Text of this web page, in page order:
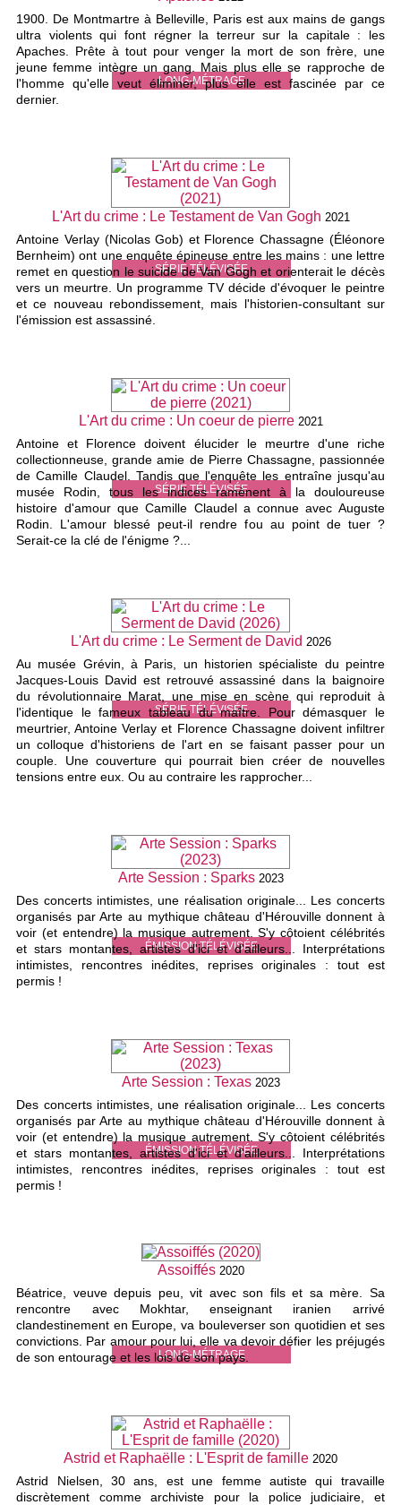
LONG-MÉTRAGE
1900. De Montmartre à Belleville, Paris est aux mains de gangs
ultra violents qui font régner la terreur sur la capitale : les
Apaches. Prête à tout pour venger la mort de son frère, une
jeune femme intègre un gang. Mais plus elle se rapproche de
l'homme qu'elle veut éliminer, plus elle est fascinée par ce
dernier.
SÉRIE TÉLÉVISÉE
L'Art du crime : Le Testament de Van Gogh 2021
Antoine Verlay (Nicolas Gob) et Florence Chassagne (Éléonore
Bernheim) ont une enquête épineuse entre les mains : une lettre
remet en question le suicide de Van Gogh et orienterait le décès
vers un meurtre. Un programme TV décide d'évoquer le peintre
et ce nouveau rebondissement, mais l'historien-consultant sur
l'émission est assassiné.
SÉRIE TÉLÉVISÉE
L'Art du crime : Un coeur de pierre 2021
Antoine et Florence doivent élucider le meurtre d'une riche
collectionneuse, grande amie de Pierre Chassagne, passionnée
de Camille Claudel. Tandis que l'enquête les entraîne jusqu'au
musée Rodin, tous les indices ramènent à la douloureuse
histoire d'amour que Camille Claudel a connue avec Auguste
Rodin. L'amour blessé peut-il rendre fou au point de tuer ?
Serait-ce la clé de l'énigme ?...
SÉRIE TÉLÉVISÉE
L'Art du crime : Le Serment de David 2026
Au musée Grévin, à Paris, un historien spécialiste du peintre
Jacques-Louis David est retrouvé assassiné dans la baignoire
du révolutionnaire Marat, une mise en scène qui reproduit à
l'identique le fameux tableau du maître. Pour démasquer le
meurtrier, Antoine Verlay et Florence Chassagne doivent infiltrer
un colloque d'historiens de l'art en se faisant passer pour un
couple. Une couverture qui pourrait bien créer de nouvelles
tensions entre eux. Ou au contraire les rapprocher...
ÉMISSION TÉLÉVISÉE
Arte Session : Sparks 2023
Des concerts intimistes, une réalisation originale... Les concerts
organisés par Arte au mythique château d'Hérouville donnent à
voir (et entendre) la musique autrement. S'y côtoient célébrités
et stars montantes, artistes d'ici et d'ailleurs... Interprétations
intimistes, rencontres inédites, reprises originales : tout est
permis !
ÉMISSION TÉLÉVISÉE
Arte Session : Texas 2023
Des concerts intimistes, une réalisation originale... Les concerts
organisés par Arte au mythique château d'Hérouville donnent à
voir (et entendre) la musique autrement. S'y côtoient célébrités
et stars montantes, artistes d'ici et d'ailleurs... Interprétations
intimistes, rencontres inédites, reprises originales : tout est
permis !
LONG-MÉTRAGE
Assoiffés 2020
Béatrice, veuve depuis peu, vit avec son fils et sa mère. Sa
rencontre avec Mokhtar, enseignant iranien arrivé
clandestinement en Europe, va bouleverser son quotidien et ses
convictions. Par amour pour lui, elle va devoir défier les préjugés
de son entourage et les lois de son pays.
Astrid et Raphaëlle : L'Esprit de famille 2020
Astrid Nielsen, 30 ans, est une femme autiste qui travaille
discrètement comme archiviste pour la police judiciaire, et